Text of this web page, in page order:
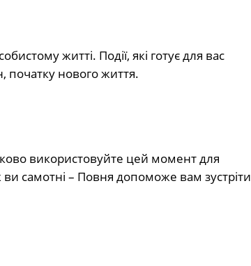
житті. Події, які готує для вас
початку нового життя.
використовуйте цей момент для
самотні – Повня допоможе вам зустріти